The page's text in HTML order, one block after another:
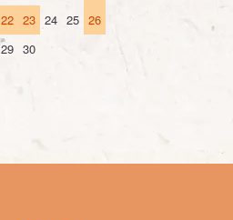
22 23 24 25 26
29 30